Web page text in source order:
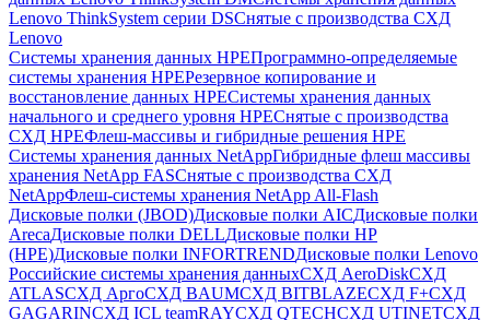
Lenovo ThinkSystem серии DSСнятые с производства СХД
Lenovo
Системы хранения данных HPEПрограммно-определяемые
системы хранения HPEРезервное копирование и
восстановление данных HPEСистемы хранения данных
начального и среднего уровня HPEСнятые с производства
СХД HPEФлеш-массивы и гибридные решения HPE
Cистемы хранения данных NetAppГибридные флеш массивы
хранения NetApp FASСнятые с производства СХД
NetAppФлеш-системы хранения NetApp All-Flash
Дисковые полки (JBOD)Дисковые полки AICДисковые полки
ArecaДисковые полки DELLДисковые полки HP
(HPE)Дисковые полки INFORTRENDДисковые полки Lenovo
Российские системы хранения данныхСХД AeroDiskСХД
ATLASСХД AргоСХД BAUMСХД BITBLAZEСХД F+СХД
GAGARINСХД ICL teamRAYСХД QTECHСХД UTINETСХД